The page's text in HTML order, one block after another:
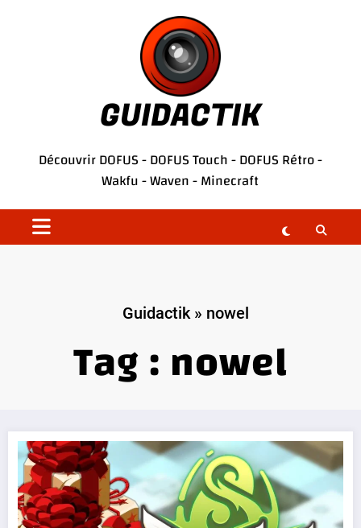
GUIDACTIK
DécouvrirDOFUS-DOFUS Touch-DOFUS Rétro-
Wakfu-Waven-Minecraft
Guidactik» nowel
Tag : nowel